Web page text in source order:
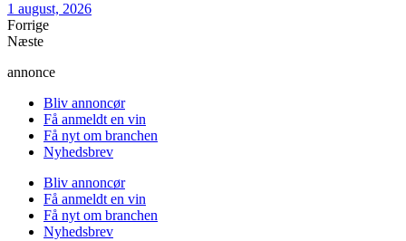
1 august, 2026
Forrige
Næste
annonce
Bliv annoncør
Få anmeldt en vin
Få nyt om branchen
Nyhedsbrev
Bliv annoncør
Få anmeldt en vin
Få nyt om branchen
Nyhedsbrev